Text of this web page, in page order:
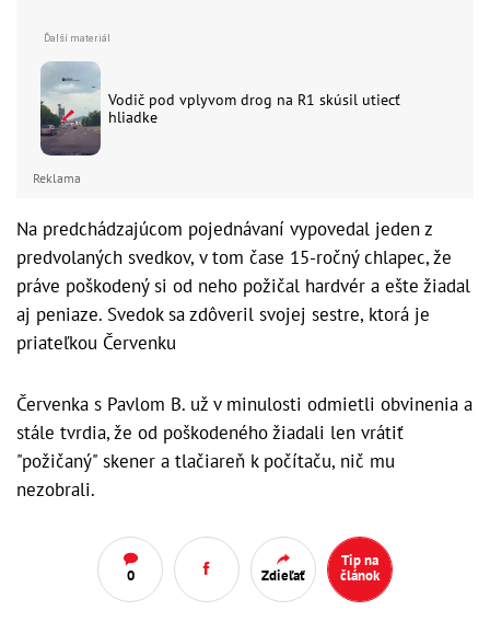
Vodič pod vplyvom drog na R1 skúsil utiecť
hliadke
Reklama
Na predchádzajúcom pojednávaní vypovedal jeden z
predvolaných svedkov, v tom čase 15-ročný chlapec, že
práve poškodený si od neho požičal hardvér a ešte žiadal
aj peniaze. Svedok sa zdôveril svojej sestre, ktorá je
priateľkou Červenku
Červenka s Pavlom B. už v minulosti odmietli obvinenia a
stále tvrdia, že od poškodeného žiadali len vrátiť
"požičaný" skener a tlačiareň k počítaču, nič mu
nezobrali.
0 Zdieľať
Tip na
článok